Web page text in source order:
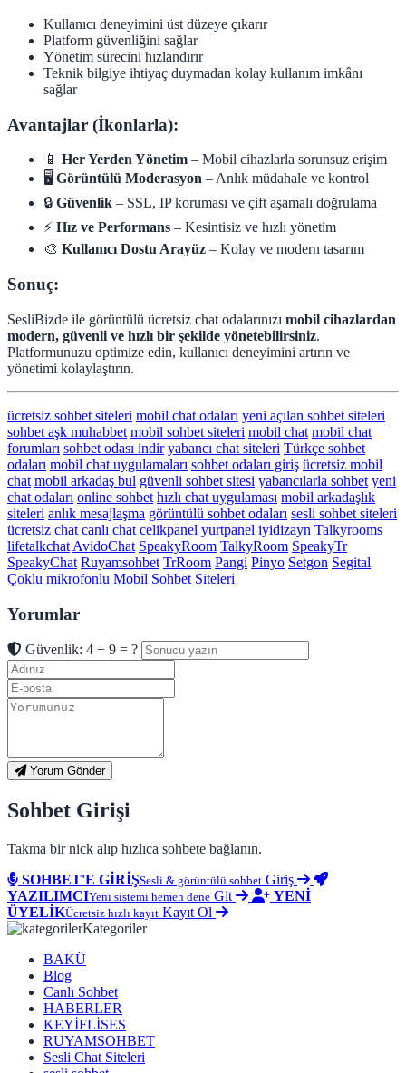
Kullanıcı deneyimini üst düzeye çıkarır
Platform güvenliğini sağlar
Yönetim sürecini hızlandırır
Teknik bilgiye ihtiyaç duymadan kolay kullanım imkânı
sağlar
Avantajlar (İkonlarla):
📱 Her Yerden Yönetim – Mobil cihazlarla sorunsuz erişim
🖥️ Görüntülü Moderasyon – Anlık müdahale ve kontrol
🔒 Güvenlik – SSL, IP koruması ve çift aşamalı doğrulama
⚡ Hız ve Performans – Kesintisiz ve hızlı yönetim
🎨 Kullanıcı Dostu Arayüz – Kolay ve modern tasarım
Sonuç:
SesliBizde ile görüntülü ücretsiz chat odalarınızı mobil cihazlardan
modern, güvenli ve hızlı bir şekilde yönetebilirsiniz.
Platformunuzu optimize edin, kullanıcı deneyimini artırın ve
yönetimi kolaylaştırın.
ücretsiz sohbet siteleri mobil chat odaları yeni açılan sohbet siteleri
sohbet aşk muhabbet mobil sohbet siteleri mobil chat mobil chat
forumları sohbet odası indir yabancı chat siteleri Türkçe sohbet
odaları mobil chat uygulamaları sohbet odaları giriş ücretsiz mobil
chat mobil arkadaş bul güvenli sohbet sitesi yabancılarla sohbet yeni
chat odaları online sohbet hızlı chat uygulaması mobil arkadaşlık
siteleri anlık mesajlaşma görüntülü sohbet odaları sesli sohbet siteleri
ücretsiz chat canlı chat celikpanel yurtpanel iyidizayn Talkyrooms
lifetalkchat AvidoChat SpeakyRoom TalkyRoom SpeakyTr
SpeakyChat Ruyamsohbet TrRoom Pangi Pinyo Setgon Segital
Çoklu mikrofonlu Mobil Sohbet Siteleri
Yorumlar
Güvenlik: 4 + 9 = ?
Yorum Gönder
Sohbet Girişi
Takma bir nick alıp hızlıca sohbete bağlanın.
SOHBET'E GİRİŞSesli & görüntülü sohbet Giriş
YAZILIMCIYeni sistemi hemen dene Git
YENİ
ÜYELİKÜcretsiz hızlı kayıt Kayıt Ol
Kategoriler
BAKÜ
Blog
Canlı Sohbet
HABERLER
KEYİFLİSES
RUYAMSOHBET
Sesli Chat Siteleri